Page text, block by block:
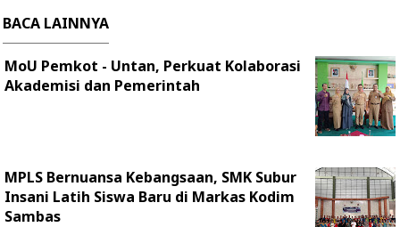
BACA LAINNYA
MoU Pemkot - Untan, Perkuat Kolaborasi
Akademisi dan Pemerintah
MPLS Bernuansa Kebangsaan, SMK Subur
Insani Latih Siswa Baru di Markas Kodim
Sambas